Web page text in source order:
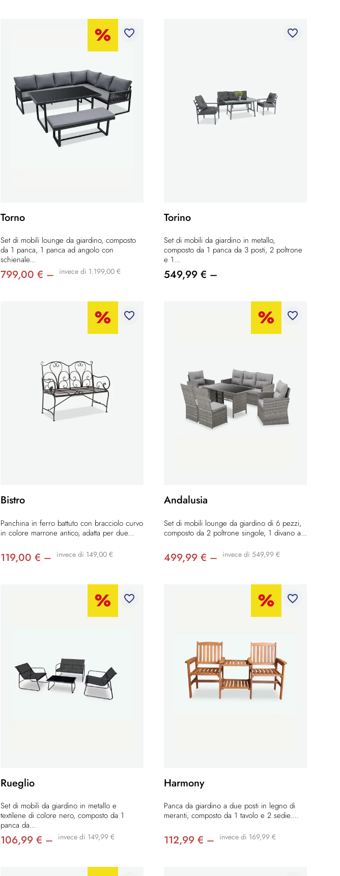
favorite_border
Torno
Set di mobili lounge da giardino, composto
da 1 panca, 1 panca ad angolo con
schienale...
799,00 € – invece di 1.199,00 €
favorite_border
Torino
Set di mobili da giardino in metallo,
composto da 1 panca da 3 posti, 2 poltrone
e 1...
549,99 € –
favorite_border
Bistro
Panchina in ferro battuto con bracciolo curvo
in colore marrone antico, adatta per due...
119,00 € – invece di 149,00 €
favorite_border
Andalusia
Set di mobili lounge da giardino di 6 pezzi,
composto da 2 poltrone singole, 1 divano a...
499,99 € – invece di 549,99 €
favorite_border
Rueglio
Set di mobili da giardino in metallo e
textilene di colore nero, composto da 1
panca da...
106,99 € – invece di 149,99 €
favorite_border
Harmony
Panca da giardino a due posti in legno di
meranti, composto da 1 tavolo e 2 sedie....
112,99 € – invece di 169,99 €